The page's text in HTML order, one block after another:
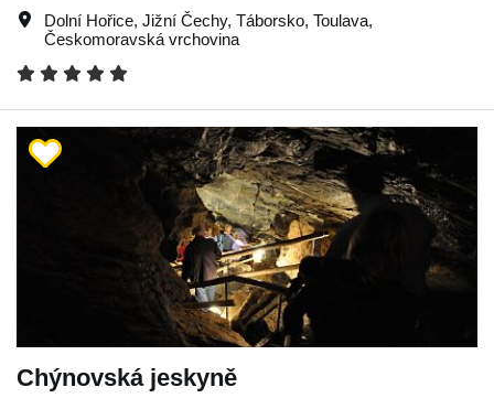
Dolní Hořice, Jižní Čechy, Táborsko, Toulava,
Českomoravská vrchovina
Chýnovská jeskyně